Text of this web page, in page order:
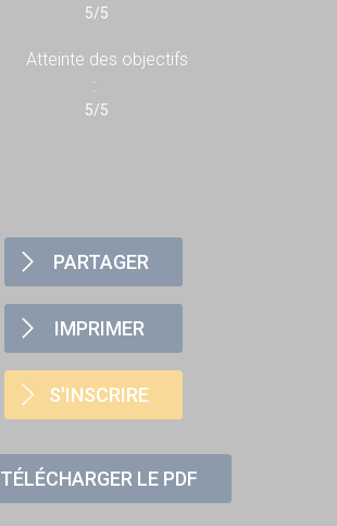
5/5
Atteinte des objectifs
:
5/5
PARTAGER
IMPRIMER
S'INSCRIRE
TÉLÉCHARGER LE PDF